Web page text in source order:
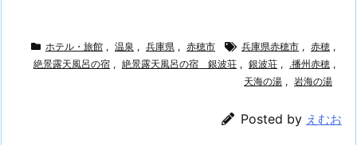
ホテル・旅館 , 温泉 , 兵庫県 , 赤穂市 兵庫県赤穂市 , 赤穂 ,
絶景露天風呂の宿 , 絶景露天風呂の宿 銀波荘 , 銀波荘 , .播州赤穂 ,
天海の湯 , 岩海の湯
Posted by えむお